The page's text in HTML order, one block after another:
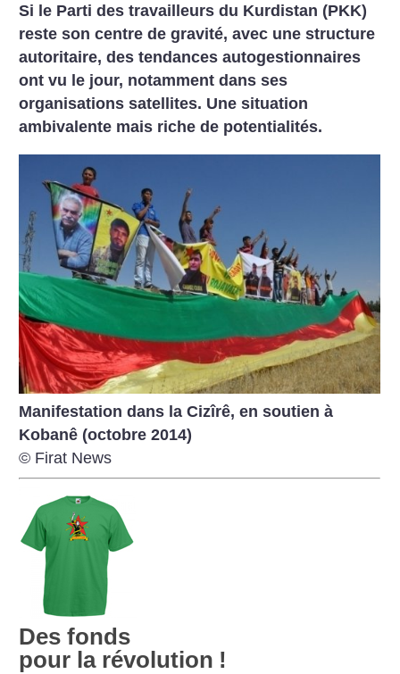
Si le Parti des travailleurs du Kurdistan (PKK)
reste son centre de gravité, avec une structure
autoritaire, des tendances autogestionnaires
ont vu le jour, notamment dans ses
organisations satellites. Une situation
ambivalente mais riche de potentialités.
Manifestation dans la Cizîrê, en soutien à
Kobanê (octobre 2014)
© Firat News
Des fonds
pour la révolution !